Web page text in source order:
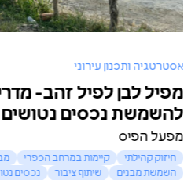
אסטרטגיה ותכנון עירוני
מפיל לבן לפיל זהב-
להשמשת נכסים נטושים
מפעל הפיס
חיזוק קהילתי קיימות במרחב הכפרי
השמשת מבנים
שיתוף ציבור
נכסים